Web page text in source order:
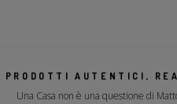
PRODOTTI AUTENTICI,
Una Casa non è una questione di